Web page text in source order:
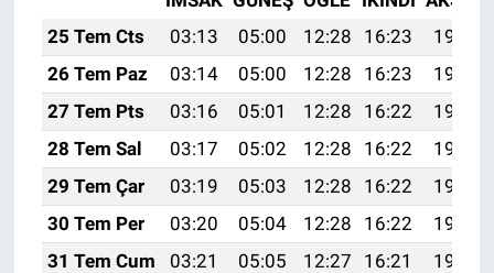
25 Tem Cts
03:13 05:00 12:28 16:23
19:46
26 Tem Paz
03:14 05:00 12:28 16:23
19:45
27 Tem Pts
03:16 05:01 12:28 16:22
19:44
28 Tem Sal
03:17 05:02 12:28 16:22
19:43
29 Tem Çar
03:19 05:03 12:28 16:22
19:42
30 Tem Per
03:20 05:04 12:28 16:22
19:41
31 Tem Cum
03:21 05:05 12:27 16:21
19:40